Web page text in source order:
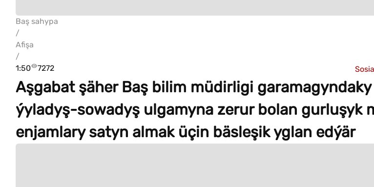
Baş sahypa
/
Afişa
/
1:50
7272
Aşgabat şäher Baş bilim müdirligi
ýyladyş-sowadyş ulgamyna zerur bolan gurluşyk
enjamlary satyn almak üçin bäsleşik yglan edýär